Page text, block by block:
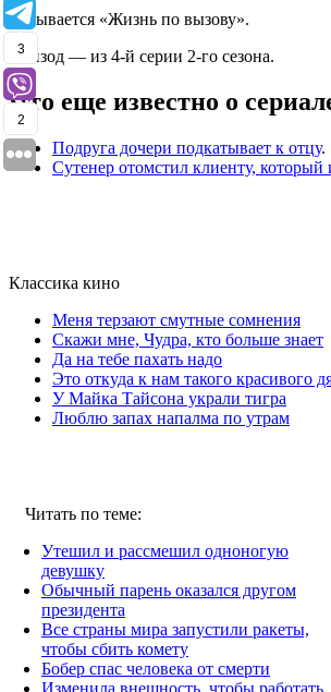
Называется «Жизнь по вызову».
Эпизод — из 4-й серии 2-го сезона.
Что еще известно о
Подруга дочери подкатывает к отцу.
Сутенер отомстил клиенту, который
Классика кино
Меня терзают смутные сомнения
Скажи мне, Чудра, кто больше знает
Да на тебе пахать надо
Это откуда к нам такого красивого
У Майка Тайсона украли тигра
Люблю запах напалма по утрам
Читать по теме:
Утешил и рассмешил одноногую
девушку
Обычный парень оказался другом
президента
Все страны мира запустили ракеты,
чтобы сбить комету
Бобер спас человека от смерти
3
2